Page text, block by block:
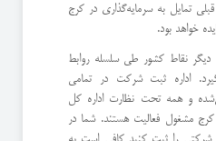
تمایل به سرمایه‌گذاری در کرج
خواهد بود.
نقاط کشور طی سلسله روابط
اداره ثبت شرکت در تمامی
و همه تحت نظارت اداره کل
مشغول فعالیت هستند. شما در